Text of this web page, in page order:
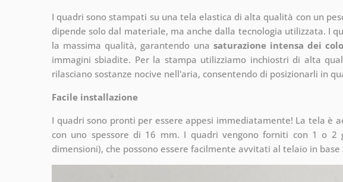
I quadri sono stampati su una tela elastica di alta qualità con un
dipende solo dal materiale, ma anche dalla tecnologia utilizzata. I
la massima qualità, garantendo una saturazione intensa dei
immagini sbiadite. Per la stampa utilizziamo inchiostri di alta
rilasciano sostanze nocive nell'aria, consentendo di posizionarli in
Facile installazione
I quadri sono pronti per essere appesi immediatamente! La tela è
con uno spessore di 16 mm. I quadri vengono forniti con 1 o 2
dimensioni), che possono essere facilmente avvitati al telaio in base